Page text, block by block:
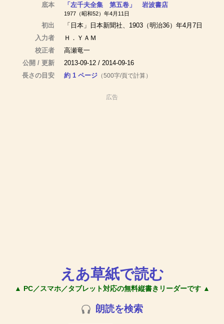
底本
「左千夫全集 第五卷」 岩波書店
1977（昭和52）年4月11日
初出
「日本」日本新聞社、1903（明治36）年4月7日
入力者
Ｈ．ＹＡＭ
校正者
高瀬竜一
公開 / 更新
2013-09-12 / 2014-09-16
長さの目安
約 1 ページ（500字/頁で計算）
広告
えあ草紙で読む
▲ PC／スマホ／タブレット対応の無料縦書きリーダーです ▲
朗読を検索